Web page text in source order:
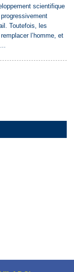
scientifique
Toutefois, les
l’homme, et